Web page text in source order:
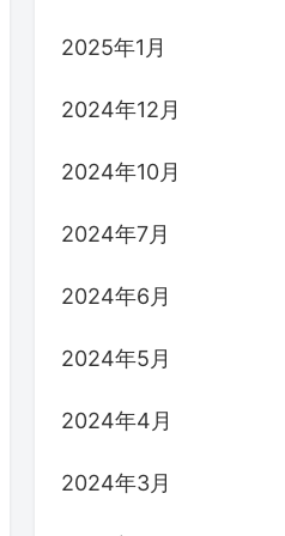
2025年1月
2024年12月
2024年10月
2024年7月
2024年6月
2024年5月
2024年4月
2024年3月